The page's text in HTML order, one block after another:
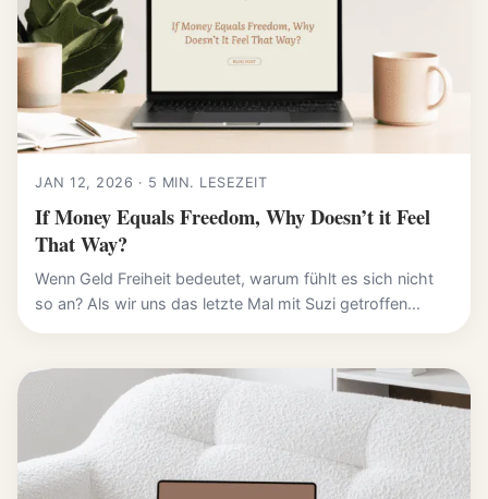
JAN 12, 2026 · 5 MIN. LESEZEIT
If Money Equals Freedom, Why Doesn’t it Feel
That Way?
Wenn Geld Freiheit bedeutet, warum fühlt es sich nicht
so an? Als wir uns das letzte Mal mit Suzi getroffen...